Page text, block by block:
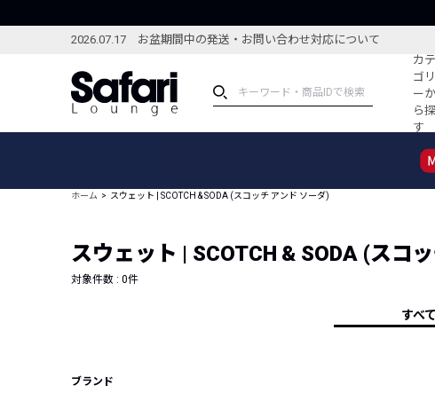
2026.07.17 お盆期間中の発送・お問い合わせ対応について
カテ
ゴリ
ーか
ら探
す
ブランドから探す
新着アイテム
編集部のおすすめアイテム
特集記事
コーディネート
ホーム スウェット | SCOTCH & SODA (スコッチ アンド ソーダ)
スウェット | SCOTCH & SODA (スコ
対象件数 : 0件
すべて
ブランド